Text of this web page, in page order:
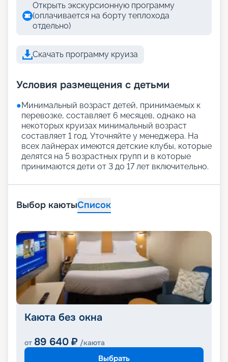
Открыть экскурсионную программу
(оплачивается на борту теплохода
отдельно)
Скачать программу круиза
Условия размещения с детьми
●Минимальный возраст детей, принимаемых к
перевозке, составляет 6 месяцев, однако на
некоторых круизах минимальный возраст
составляет 1 год. Уточняйте у менеджера. На
всех лайнерах имеются детские клубы, которые
делятся на 5 возрастных групп и в которые
принимаются дети от 3 до 17 лет включительно.
Выбор каютыСписок
Каюта без окна
от 89 640 ₽ /каюта
Выбрать